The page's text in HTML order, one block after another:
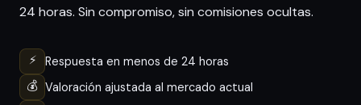
24 horas. Sin compromiso, sin comisiones ocultas.
⚡
Respuesta en menos de 24 horas
💰 Valoración ajustada al mercado actual